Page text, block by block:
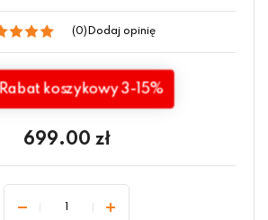
(0) Dodaj opinię
Rabat koszykowy 3-15%
699.00 zł